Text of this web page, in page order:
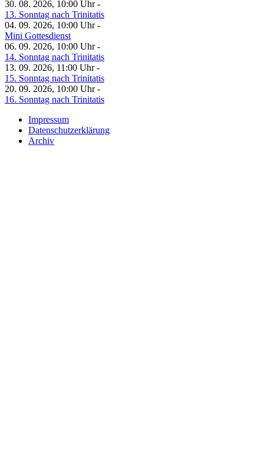
30. 08. 2026, 10:00 Uhr -
13. Sonntag nach Trinitatis
04. 09. 2026, 10:00 Uhr -
Mini Gottesdienst
06. 09. 2026, 10:00 Uhr -
14. Sonntag nach Trinitatis
13. 09. 2026, 11:00 Uhr -
15. Sonntag nach Trinitatis
20. 09. 2026, 10:00 Uhr -
16. Sonntag nach Trinitatis
Impressum
Datenschutzerklärung
Archiv